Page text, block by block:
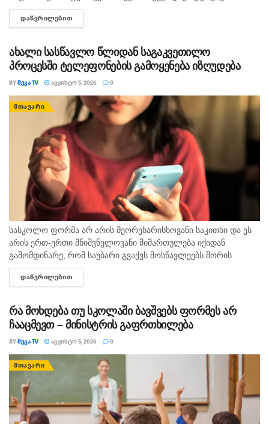
გრატად“ გამოცხადებაზე და მხოლოდ მათი ქვეყნიდან
შემთხვევაში კი მათი ვინაობების გასაჯაროებით
დაიმუქრა.
გიორგი ლეკვიშვილი ავრცელებს.
ᲓᲐᲬᲕᲠᲘᲚᲔᲑᲘᲗ
ახალი სასწავლო წლიდან საგაკვეთილო
პროცესში ტელეფონების გამოყენება იზღუდება
BYᲛᲔᲒᲐ TV ᲐᲒᲕᲘᲡᲢᲝ 5, 2026 0
ᲛᲗᲐᲕᲐᲠᲘ
სასკოლო ფორმა არ არის მეორეხარისხოვანი საკითხი და ეს
არის ერთ-ერთი მნიშვნელოვანი მიმართულება იქიდან
გამომდინარე, რომ საუბარი გვაქვს მოსწავლეებს შორის
თანასწორობაზე, უსაფრთხო გარემოს უზრუნველყოფასა და
სწავლის ხარისხის ამაღლების ხელშეწყობაზე, ეს მსოფლიო
ᲓᲐᲬᲕᲠᲘᲚᲔᲑᲘᲗ
რა მოხდება თუ სკოლაში ბავშვებს ფორმეს არ
ჩააცმევთ – მინისტრის გაფრთხილება
BYᲛᲔᲒᲐ TV ᲐᲒᲕᲘᲡᲢᲝ 5, 2026 0
ᲛᲗᲐᲕᲐᲠᲘ